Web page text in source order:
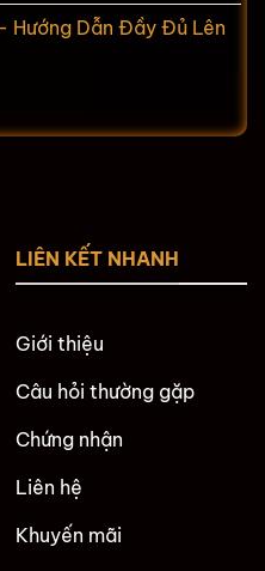
Tiền
Phút
Hướng Dẫn Đầy Đủ Lên
–
Điểm
Ngay
LIÊN KẾT NHANH
Giới thiệu
Câu hỏi thường gặp
Chứng nhận
Liên hệ
Khuyến mãi